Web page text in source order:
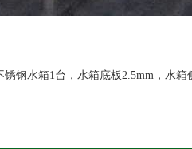
钢水箱1台，水箱底板2.5mm，水